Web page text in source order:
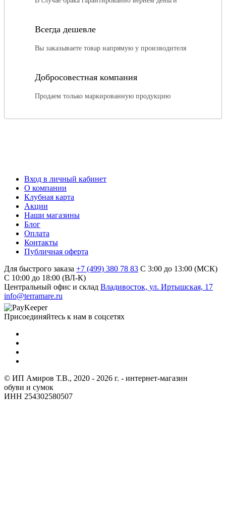
Всегда дешевле
Вы заказываете товар напрямую у производителя
Добросовестная компания
Продаем только маркированную продукцию
Вход в личный кабинет
О компании
Клубная карта
Акции
Наши магазины
Блог
Оплата
Контакты
Публичная оферта
Для быстрого заказа +7 (499) 380 78 83 С 3:00 до 13:00 (МСК)
C 10:00 до 18:00 (ВЛ-К)
Центральный офис и склад Владивосток, ул. Иртышская, 17
info@terramare.ru
Присоединяйтесь к нам в соцсетях
© ИП Амиров Т.В., 2020 - 2026 г. - интернет-магазин
обуви и сумок
ИНН 254302580507